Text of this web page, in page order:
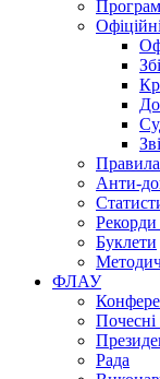
Анти-
Рекорди
Буклети
ФЛАУ
Рада